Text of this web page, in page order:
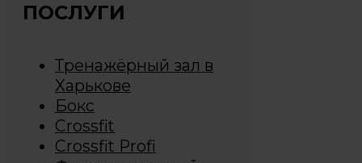
ПОСЛУГИ
Тренажёрный зал в
Харькове
Бокс
Crossfit
Crossfit Profi